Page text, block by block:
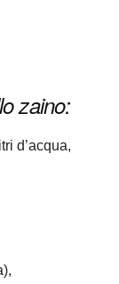
zaino:
d’acqua,